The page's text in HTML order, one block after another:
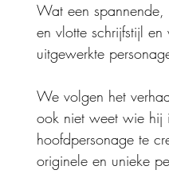
Wat een spannende,
en vlotte schrijfstijl
uitgewerkte
We volgen het
ook niet weet wie hij
hoofdpersonage te
originele en unieke